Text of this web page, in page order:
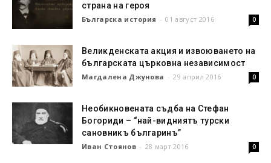
страна на героя
Българска история - 01 август 2016 0
Великденската акция и извоюването на
българската църковна независимост
Магдалена Джунова - 29 април 2016 0
Необикновената съдба на Стефан
Богориди – “най-видниятъ турски
сановникъ българинъ”
Иван Стоянов - 28 март 2016 0